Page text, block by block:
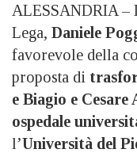
ALESSANDRIA –
Lega, Daniele
favorevole della
proposta di
e Biagio e
ospedale
l’Università del